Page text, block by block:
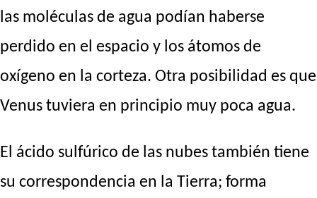
las moléculas de agua podían haberse
perdido en el espacio y los átomos de
oxígeno en la corteza. Otra posibilidad es que
Venus tuviera en principio muy poca agua.
El ácido sulfúrico de las nubes también tiene
su correspondencia en la Tierra; forma